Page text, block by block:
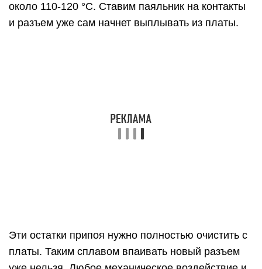
около 110-120 °C. Ставим паяльник на контакты
и разъем уже сам начнет выплывать из платы.
Эти остатки припоя нужно полностью очистить с
платы. Таким сплавом впаивать новый разъем